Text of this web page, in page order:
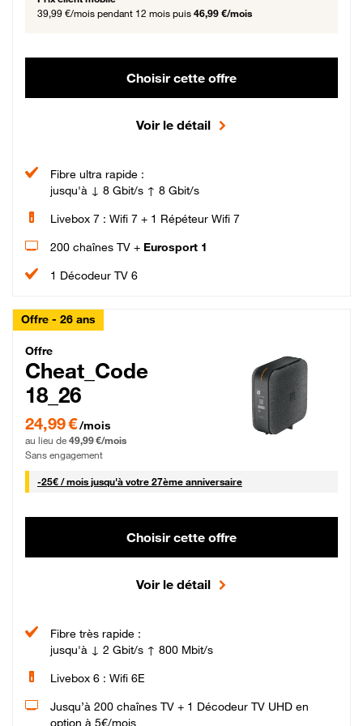
39,99 €/mois pendant 12 mois puis 46,99 €/mois
Choisir cette offre
Voir le détail
Fibre ultra rapide :
jusqu'à ↓ 8 Gbit/s ↑ 8 Gbit/s
Livebox 7 : Wifi 7 + 1 Répéteur Wifi 7
200 chaînes TV + Eurosport 1
1 Décodeur TV 6
Offre - 26 ans
Cheat_Code Fibre_18_26
Offre
Cheat_Code
18_26
24,99 € par mois pendant 0 mois puis 49,99 € par mois, Sans engagement
24,99 €/mois
au lieu de 49,99 €/mois
Sans engagement
-25€ / mois25 € par mois
jusqu'à votre 27ème anniversaire
Choisir cette offre
Voir le détail
Fibre très rapide :
jusqu'à ↓ 2 Gbit/s ↑ 800 Mbit/s
Livebox 6 : Wifi 6E
Jusqu’à 200 chaînes TV + 1 Décodeur TV UHD en
option à 5€/mois